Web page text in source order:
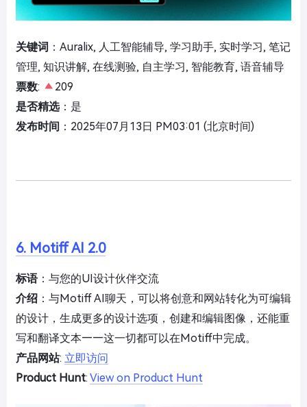
关键词 ：Auralix, 人工智能辅导, 学习助手, 实时学习, 笔记
管理, 知识讲解, 在线测验, 自主学习, 智能教育, 语音辅导
票数:
209
是否精选：是
发布时间 ：2025年07月13日 PM03:01 (北京时间)
6. Motiff AI 2.0
标语：与您的UI设计伙伴交流
介绍 ：与Motiff AI聊天，可以将创意和网站转化为可编辑
的设计，生成更多的设计选项，创建和编辑图像，还能重
写和翻译文本——这一切都可以在Motiff中完成。
产品网站: 立即访问
Product Hunt: View on Product Hunt